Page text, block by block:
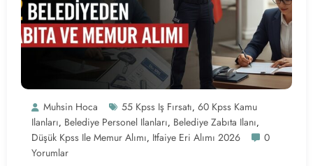
Muhsin Hoca 55 Kpss Iş Fırsatı, 60 Kpss Kamu
Ilanları, Belediye Personel Ilanları, Belediye Zabıta Ilanı,
Düşük Kpss Ile Memur Alımı, Itfaiye Eri Alımı 2026
0
Yorumlar